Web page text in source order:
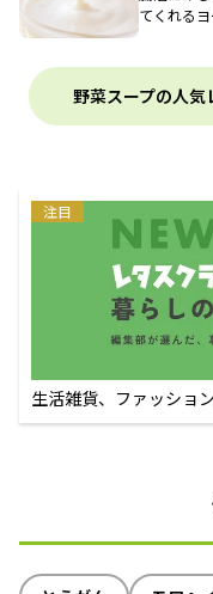
てくれる
野菜スープの人気
注目
生活雑貨、ファッショ
えるECサイト